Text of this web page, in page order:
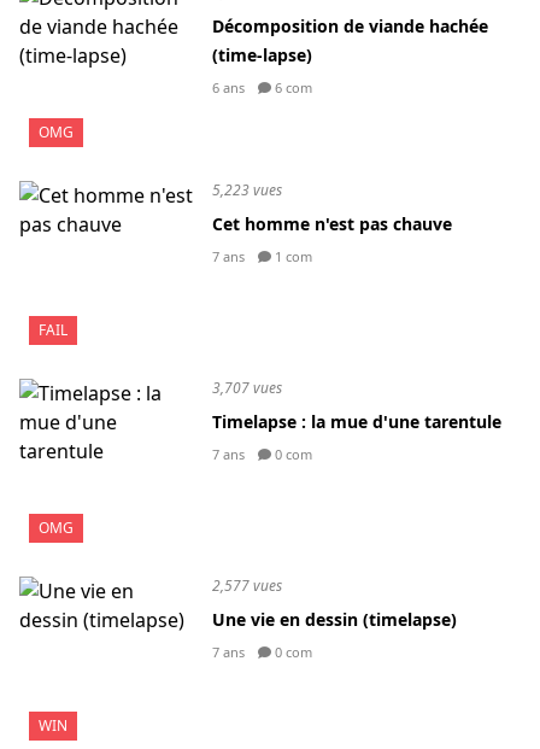
OMG
Décomposition de viande hachée
(time-lapse)
6 ans 6 com
FAIL
5,223 vues
Cet homme n'est pas chauve
7 ans 1 com
OMG
3,707 vues
Timelapse : la mue d'une tarentule
7 ans 0 com
WIN
2,577 vues
Une vie en dessin (timelapse)
7 ans 0 com